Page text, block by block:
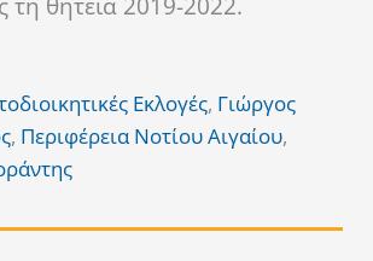
Εκλογές, Γιώργος
, Περιφέρεια Νοτίου Αιγαίου,